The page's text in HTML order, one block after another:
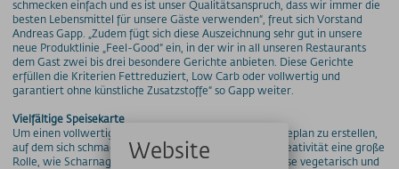
schmecken einfach und es ist unser Qualitätsanspruch, dass wir immer die
besten Lebensmittel für unsere Gäste verwenden“, freut sich Vorstand
Andreas Gapp. „Zudem fügt sich diese Auszeichnung sehr gut in unsere
neue Produktlinie „Feel-Good“ ein, in der wir in all unseren Restaurants
dem Gast zwei bis drei besondere Gerichte anbieten. Diese Gerichte
erfüllen die Kriterien Fettreduziert, Low Carb oder vollwertig und
garantiert ohne künstliche Zusatzstoffe“ so Gapp weiter.
Vielfältige Speisekarte
Um einen vollwertigen und abwechslungsreichen Speiseplan zu erstellen,
auf dem sich schmackhafte Speisen finden, spielt die Kreativität eine große
Rolle, wie Scharnagl weiß: „BIO heißt nicht zwangsweise vegetarisch und
Website